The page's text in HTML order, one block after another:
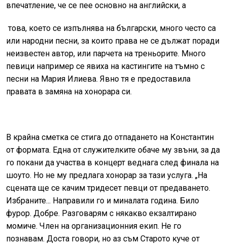
впечатление, че се пее основно на английски, а
това, което се изпълнява на български, много често са
или народни песни, за които права не се дължат поради
неизвестен автор, или парчета на треньорите. Много
певици например се явиха на кастингите на тъмно с
песни на Мария Илиева. Явно тя е предоставила
правата в замяна на хонорара си.
В крайна сметка се стига до отпадането на Константин
от формата. Една от служителките обаче му звъни, за да
го покани да участва в концерт веднага след финала на
шоуто. Но не му предлага хонорар за тази услуга. „На
сцената ще се качим тридесет певци от предаването.
Избраните... Направили го и миналата година. Било
фурор. Добре. Разговарям с някакво екзалтирано
момиче. Член на организационния екип. Не го
познавам. Доста говори, но аз съм Старото куче от